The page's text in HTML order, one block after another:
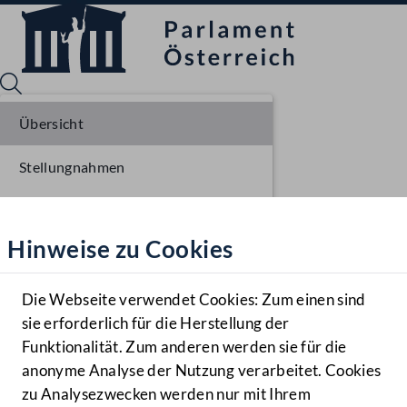
Hilfe
Benutzer
Navigationsmenü öffnen
MENÜ
Hinweise zu Cookies
Die Webseite verwendet Cookies: Zum einen sind
sie erforderlich für die Herstellung der
Funktionalität. Zum anderen werden sie für die
anonyme Analyse der Nutzung verarbeitet. Cookies
zu Analysezwecken werden nur mit Ihrem
Übersicht
Stellungnahmen
Einbringung NR
Ausschussberatungen NR
Plenarberatungen NR
Einlangen BR